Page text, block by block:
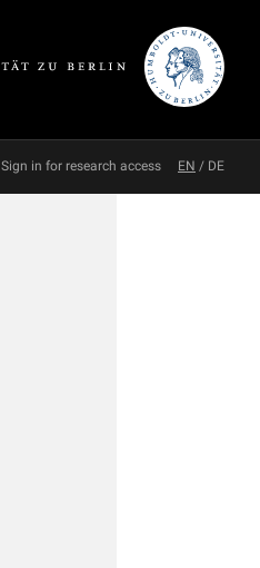
Sign in for research access EN / DE